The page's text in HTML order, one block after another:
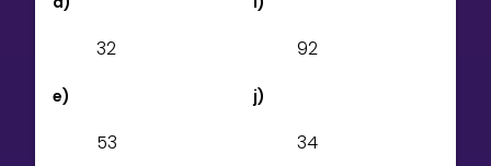
32
e)
53
92
j)
34